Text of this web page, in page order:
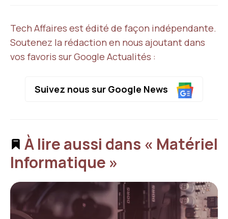
Tech Affaires est édité de façon indépendante.
Soutenez la rédaction en nous ajoutant dans
vos favoris sur Google Actualités :
Suivez nous sur Google News
À lire aussi dans « Matériel
Informatique »